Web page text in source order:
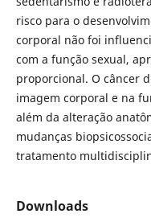
risco para o
corporal não foi
com a função sexual,
proporcional. O câncer
imagem corporal e na
além da alteração
mudanças
tratamento
Downloads